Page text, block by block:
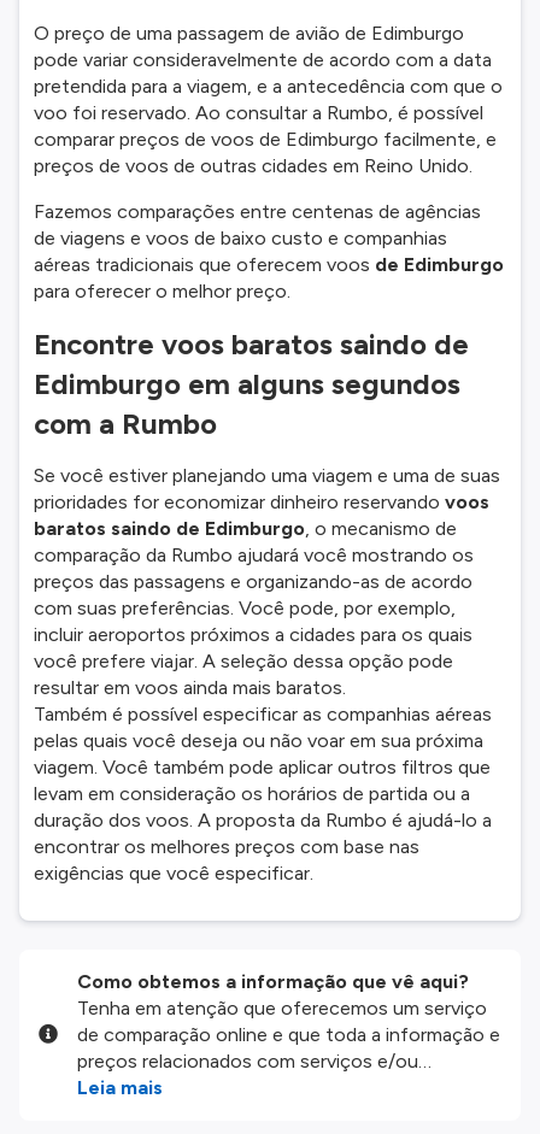
O preço de uma passagem de avião de Edimburgo
pode variar consideravelmente de acordo com a data
pretendida para a viagem, e a antecedência com que o
voo foi reservado. Ao consultar a Rumbo, é possível
comparar preços de voos de Edimburgo facilmente, e
preços de voos de outras cidades em Reino Unido.
Fazemos comparações entre centenas de agências
de viagens e voos de baixo custo e companhias
aéreas tradicionais que oferecem voos de Edimburgo
para oferecer o melhor preço.
Encontre voos baratos saindo de
Edimburgo em alguns segundos
com a Rumbo
Se você estiver planejando uma viagem e uma de suas
prioridades for economizar dinheiro reservando voos
baratos saindo de Edimburgo, o mecanismo de
comparação da Rumbo ajudará você mostrando os
preços das passagens e organizando-as de acordo
com suas preferências. Você pode, por exemplo,
incluir aeroportos próximos a cidades para os quais
você prefere viajar. A seleção dessa opção pode
resultar em voos ainda mais baratos.
Também é possível especificar as companhias aéreas
pelas quais você deseja ou não voar em sua próxima
viagem. Você também pode aplicar outros filtros que
levam em consideração os horários de partida ou a
duração dos voos. A proposta da Rumbo é ajudá-lo a
encontrar os melhores preços com base nas
exigências que você especificar.
Como obtemos a informação que vê aqui?
Tenha em atenção que oferecemos um serviço
de comparação online e que toda a informação e
preços relacionados com serviços e/ou
produtos disponíveis no nosso website são
Leia mais